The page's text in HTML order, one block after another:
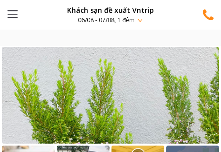
Khách sạn đề xuất Vntrip
06/08 - 07/08, 1 đêm